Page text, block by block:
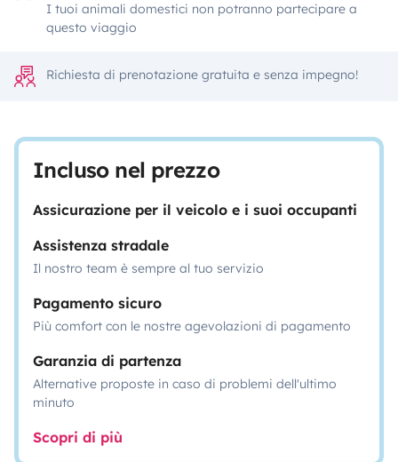
I tuoi animali domestici non potranno partecipare a
questo viaggio
Richiesta di prenotazione gratuita e senza impegno!
Incluso nel prezzo
Assicurazione per il veicolo e i suoi occupanti
Assistenza stradale
Il nostro team è sempre al tuo servizio
Pagamento sicuro
Più comfort con le nostre agevolazioni di pagamento
Garanzia di partenza
Alternative proposte in caso di problemi dell'ultimo
minuto
Scopri di più